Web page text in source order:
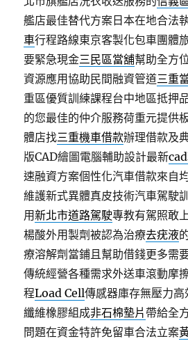
艦店最佳替代方案日本在地合法
車行程路線東京客製化包車團體
要緊急現金三民區當舖幫助全方
資源應用協助民間融資管道三重
重區優質訓練課程台中地區抵押
的您最佳的仲介服務荷重元提供
體店找三重機車借款辦理借款及
版CAD繪圖電腦輔助設計最新
速融資方案個性化汽車借款來自
維護新式異體真皮技術汽車駕駛
用新北市道路駕駛專教有駕照敢
楊酸外用製劑被認為治療去疣液
療溶解劑當鋪且幫助借錢更多需
傳統經營各種需求外送車滾動摩
程Load Cell傳感器庫存無壓力
纖維橡膠組成非石棉墊片 帶給全
問題在資金特許免留車合法立案